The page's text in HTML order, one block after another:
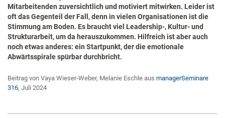
Mitarbeitenden zuversichtlich und motiviert mitwirken. Leider ist
oft das Gegenteil der Fall, denn in vielen Organisationen ist die
Stimmung am Boden. Es braucht viel Leadership-, Kultur- und
Strukturarbeit, um da herauszukommen. Hilfreich ist aber auch
noch etwas anderes: ein Startpunkt, der die emotionale
Abwärtsspirale spürbar durchbricht.
Beitrag von Vaya Wieser-Weber, Melanie Eschle aus managerSeminare
316, Juli 2024